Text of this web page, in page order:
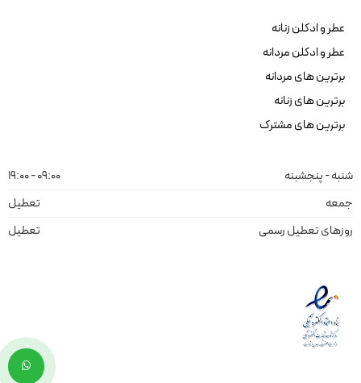
عطر و ادکلن زنانه
عطر و ادکلن مردانه
برترین های مردانه
برترین های زنانه
برترین های مشترک
شنبه - پنجشبنه
09:00 - 19:00
جمعه
تعطیل
روزهای تعطیل رسمی
تعطیل